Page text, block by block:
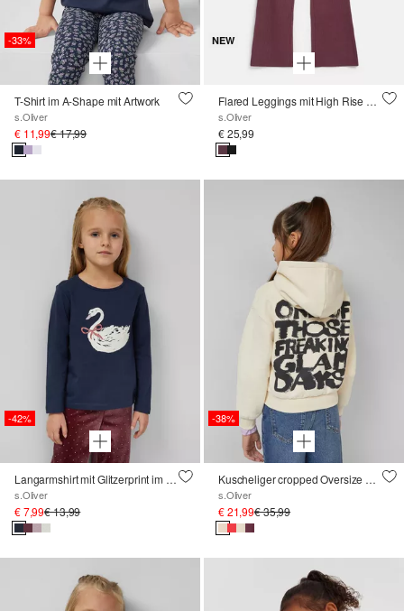
-33%
T-Shirt im A-Shape mit Artwork
s.Oliver
€ 11,99€ 17,99
NEW
Flared Leggings mit High Rise und Rippstruktur
s.Oliver
€ 25,99
-42%
Langarmshirt mit Glitzerprint im Loose Fit
s.Oliver
€ 7,99€ 13,99
-38%
Kuscheliger cropped Oversize Hoodie mit Print
s.Oliver
€ 21,99€ 35,99